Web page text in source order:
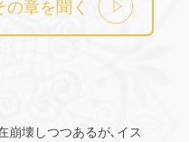
の章を聞く
崩壊しつつあるが､イス